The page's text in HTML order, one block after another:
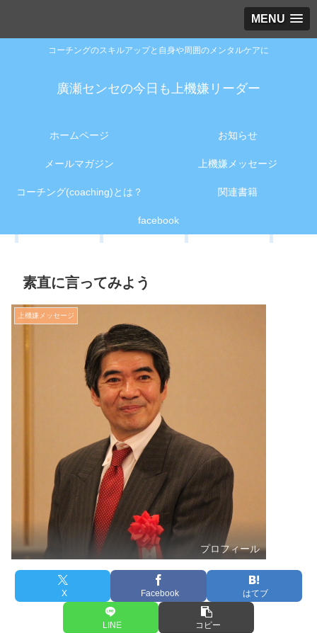
MENU
コーチングのスキルアップと自身や周囲のメンタルケアに
廣瀬センセの今日も上機嫌リーダー
ホームページ お知らせ
メールマガジン 上機嫌メッセージ
コーチング(coaching)とは？ 関連書籍
facebook
素直に言ってみよう
上機嫌メッセージ
プロフィール
X Facebook はてブ
LINE コピー